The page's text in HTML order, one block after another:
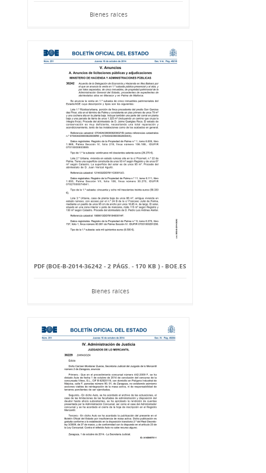
Bienes raíces
PDF (BOE-B-2014-36242 - 2 PÁGS. - 170 KB ) - BOE.ES
Bienes raíces